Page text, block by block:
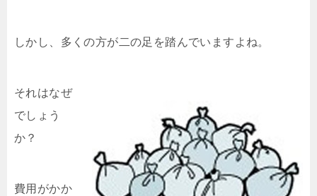
しかし、多くの方が二の足を踏んでいますよね。
それはなぜ
でしょう
か？
費用がかか